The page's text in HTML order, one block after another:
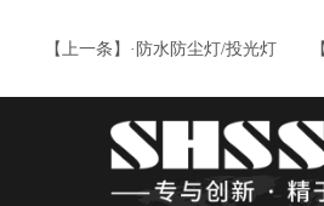
【上一条】·防水防尘灯/投光灯